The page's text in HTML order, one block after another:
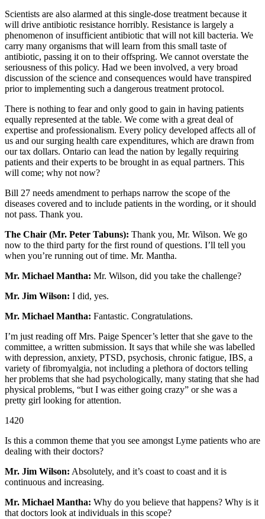
Scientists are also alarmed at this single-dose treatment because it
will drive antibiotic resistance horribly. Resistance is largely a
phenomenon of insufficient antibiotic that will not kill bacteria. We
carry many organisms that will learn from this small taste of
antibiotic, passing it on to their offspring. We cannot overstate the
seriousness of this policy. Had we been involved, a very broad
discussion of the science and consequences would have transpired
prior to implementing such a dangerous treatment protocol.
There is nothing to fear and only good to gain in having patients
equally represented at the table. We come with a great deal of
expertise and professionalism. Every policy developed affects all of
us and our surging health care expenditures, which are drawn from
our tax dollars. Ontario can lead the nation by legally requiring
patients and their experts to be brought in as equal partners. This
will come; why not now?
Bill 27 needs amendment to perhaps narrow the scope of the
diseases covered and to include patients in the wording, or it should
not pass. Thank you.
The Chair (Mr. Peter Tabuns): Thank you, Mr. Wilson. We go
now to the third party for the first round of questions. I’ll tell you
when you’re running out of time. Mr. Mantha.
Mr. Michael Mantha: Mr. Wilson, did you take the challenge?
Mr. Jim Wilson: I did, yes.
Mr. Michael Mantha: Fantastic. Congratulations.
I’m just reading off Mrs. Paige Spencer’s letter that she gave to the
committee, a written submission. It says that while she was labelled
with depression, anxiety, PTSD, psychosis, chronic fatigue, IBS, a
variety of fibromyalgia, not including a plethora of doctors telling
her problems that she had psychologically, many stating that she had
physical problems, “but I was either going crazy” or she was a
pretty girl looking for attention.
1420
Is this a common theme that you see amongst Lyme patients who are
dealing with their doctors?
Mr. Jim Wilson: Absolutely, and it’s coast to coast and it is
continuous and increasing.
Mr. Michael Mantha: Why do you believe that happens? Why is it
that doctors look at individuals in this scope?